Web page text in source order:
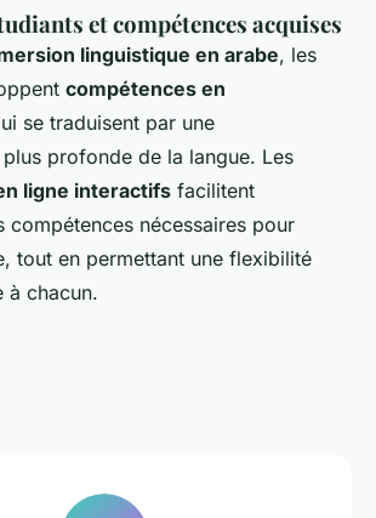
et compétences acquises
linguistique en arabe, les
compétences en
se traduisent par une
profonde de la langue. Les
ligne interactifs facilitent
compétences nécessaires pour
tout en permettant une flexibilité
à chacun.